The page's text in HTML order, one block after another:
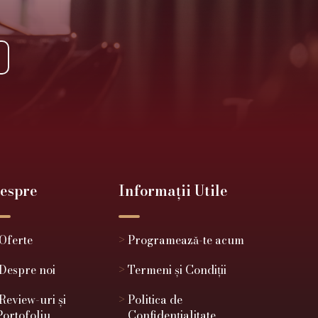
Oferte
noi
uri și
Informații Utile
> Programează-te acum
> Termeni și Condiții
> Politica de